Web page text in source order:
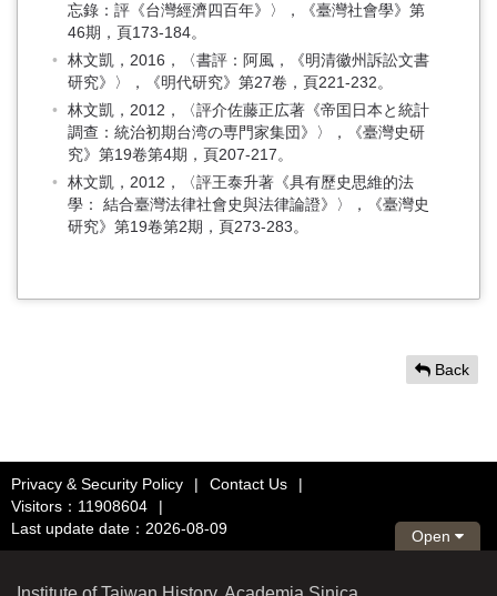
忘錄：評《台灣經濟四百年》〉，《臺灣社會學》第
46期，頁173-184。
林文凱，2016，〈書評：阿風，《明清徽州訴訟文書
研究》〉，《明代研究》第27卷，頁221-232。
林文凱，2012，〈評介佐藤正広著《帝囯日本と統計
調查：統治初期台湾の専門家集団》〉，《臺灣史研
究》第19卷第4期，頁207-217。
林文凱，2012，〈評王泰升著《具有歷史思維的法
學： 結合臺灣法律社會史與法律論證》〉，《臺灣史
研究》第19卷第2期，頁273-283。
Back
Privacy & Security Policy | Contact Us
|
Visitors：11908604
|
Last update date：2026-08-09
Open